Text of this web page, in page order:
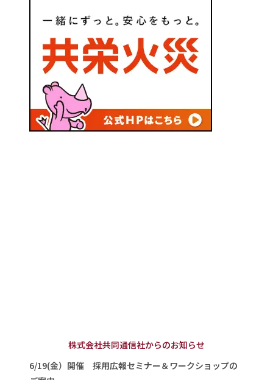
株式会社共同通信社からのお知らせ
6/19(金）開催 採用広報セミナー＆ワークショップの